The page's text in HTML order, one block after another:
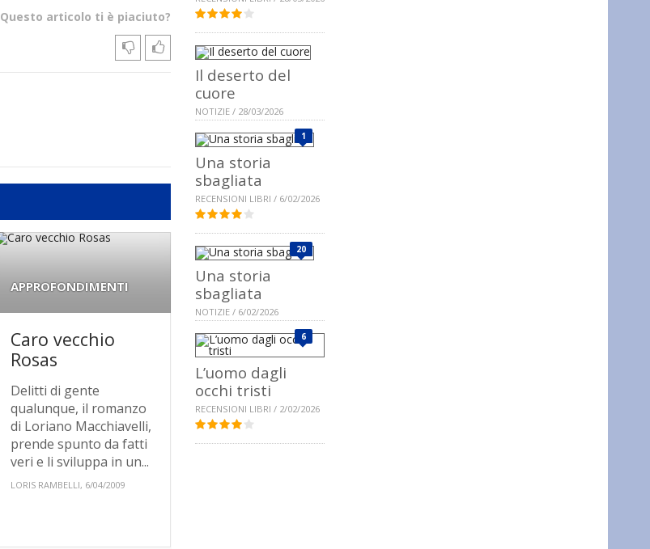
Questo articolo ti è piaciuto?
APPROFONDIMENTI
Caro vecchio
Rosas
Delitti di gente
qualunque, il romanzo
di Loriano Macchiavelli,
prende spunto da fatti
veri e li sviluppa in un...
LORIS RAMBELLI, 6/04/2009
Il deserto del
cuore
NOTIZIE / 28/03/2026
1
Una storia
sbagliata
RECENSIONI LIBRI / 6/02/2026
20
Una storia
sbagliata
NOTIZIE / 6/02/2026
6
L’uomo dagli
occhi tristi
RECENSIONI LIBRI / 2/02/2026